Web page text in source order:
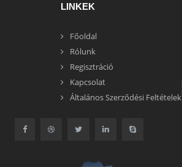
LINKEK
Főoldal
Rólunk
Regisztráció
Kapcsolat
Általános Szerződési Feltételek